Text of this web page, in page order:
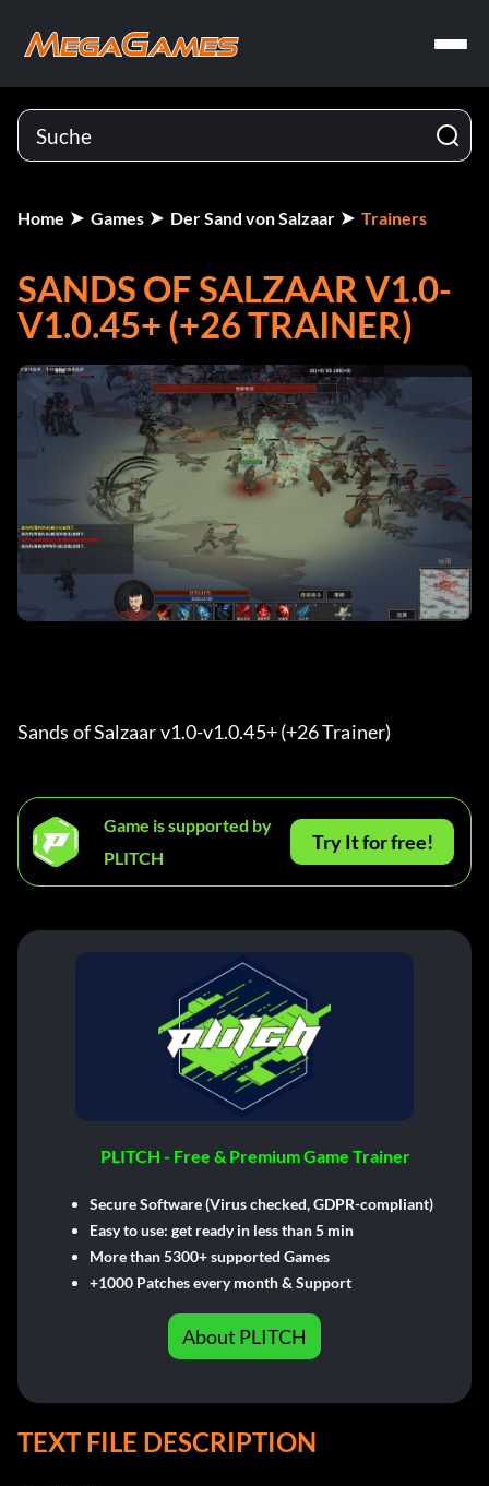
Home Games Der Sand von Salzaar Trainers
SANDS OF SALZAAR V1.0-
V1.0.45+ (+26 TRAINER)
Sands of Salzaar v1.0-v1.0.45+ (+26 Trainer)
Game is supported by
PLITCH
Try It for free!
PLITCH - Free & Premium Game Trainer
Secure Software (Virus checked, GDPR-compliant)
Easy to use: get ready in less than 5 min
More than 5300+ supported Games
+1000 Patches every month & Support
About PLITCH
TEXT FILE DESCRIPTION